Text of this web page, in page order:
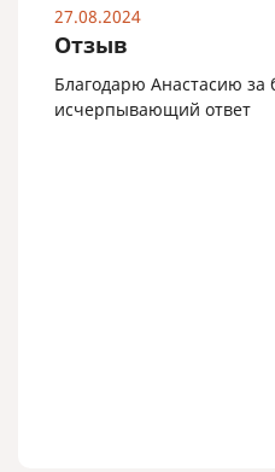
27.08.2024
Отзыв
Благодарю Анастасию
исчерпывающий ответ